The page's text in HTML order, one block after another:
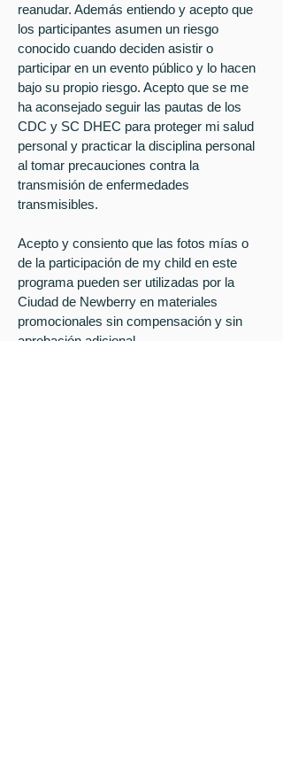
reanudar. Además entiendo y acepto que
los participantes asumen un riesgo
conocido cuando deciden asistir o
participar en un evento público y lo hacen
bajo su propio riesgo. Acepto que se me
ha aconsejado seguir las pautas de los
CDC y SC DHEC para proteger mi salud
personal y practicar la disciplina personal
al tomar precauciones contra la
transmisión de enfermedades
transmisibles.
Acepto y consiento que las fotos mías o
de la participación de my child en este
programa pueden ser utilizadas por la
Ciudad de Newberry en materiales
promocionales sin compensación y sin
aprobación adicional.